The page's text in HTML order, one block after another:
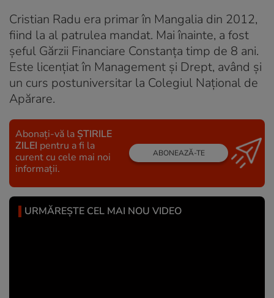
Cristian Radu era primar în Mangalia din 2012,
fiind la al patrulea mandat. Mai înainte, a fost
șeful Gărzii Financiare Constanța timp de 8 ani.
Este licențiat în Management și Drept, având și
un curs postuniversitar la Colegiul Național de
Apărare.
Abonați-vă la ȘTIRILE
ZILEI pentru a fi la
curent cu cele mai noi
informații.
ABONEAZĂ-TE
URMĂREȘTE CEL MAI NOU VIDEO